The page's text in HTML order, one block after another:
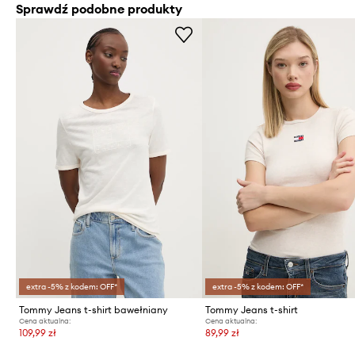
Sprawdź podobne produkty
extra -5% z kodem: OFF*
Tommy Jeans t-shirt bawełniany
Cena aktualna:
109,99 zł
extra -5% z kodem: OFF*
Tommy Jeans t-shirt
Cena aktualna:
89,99 zł